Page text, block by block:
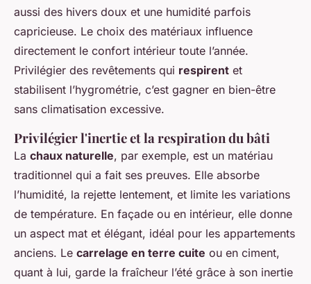
aussi des hivers doux et une humidité parfois
capricieuse. Le choix des matériaux influence
directement le confort intérieur toute l’année.
Privilégier des revêtements qui respirent et
stabilisent l’hygrométrie, c’est gagner en bien-être
sans climatisation excessive.
Privilégier l'inertie et la respiration du bâti
La chaux naturelle, par exemple, est un matériau
traditionnel qui a fait ses preuves. Elle absorbe
l’humidité, la rejette lentement, et limite les variations
de température. En façade ou en intérieur, elle donne
un aspect mat et élégant, idéal pour les appartements
anciens. Le carrelage en terre cuite ou en ciment,
quant à lui, garde la fraîcheur l’été grâce à son inertie